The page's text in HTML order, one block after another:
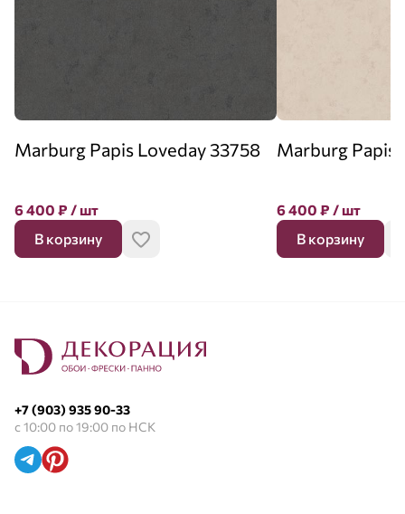
Marburg Papis Loveday 33758
6 400 ₽ / шт
В корзину
Marburg Papis
6 400 ₽ / шт
В корзину
+7 (903) 935 90-33
с 10:00 по 19:00 по НСК